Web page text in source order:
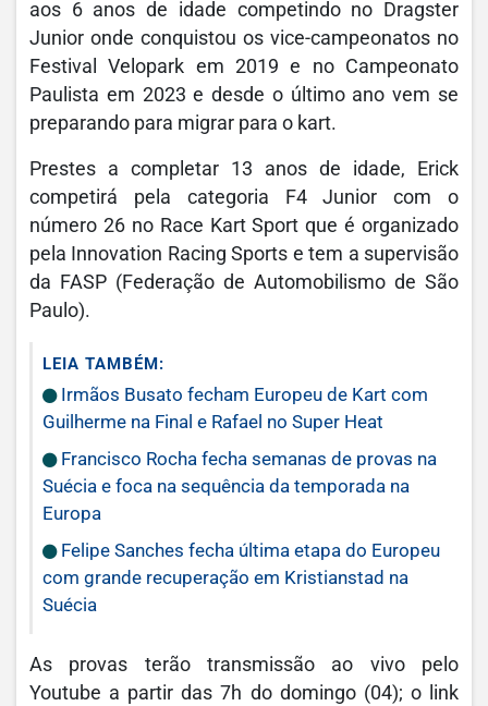
aos 6 anos de idade competindo no Dragster
Junior onde conquistou os vice-campeonatos no
Festival Velopark em 2019 e no Campeonato
Paulista em 2023 e desde o último ano vem se
preparando para migrar para o kart.
Prestes a completar 13 anos de idade, Erick
competirá pela categoria F4 Junior com o
número 26 no Race Kart Sport que é organizado
pela Innovation Racing Sports e tem a supervisão
da FASP (Federação de Automobilismo de São
Paulo).
LEIA TAMBÉM:
Irmãos Busato fecham Europeu de Kart com
Guilherme na Final e Rafael no Super Heat
Francisco Rocha fecha semanas de provas na
Suécia e foca na sequência da temporada na
Europa
Felipe Sanches fecha última etapa do Europeu
com grande recuperação em Kristianstad na
Suécia
As provas terão transmissão ao vivo pelo
Youtube a partir das 7h do domingo (04); o link